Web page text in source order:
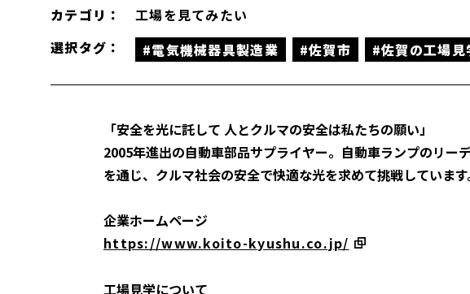
カテゴリ：
工場を見てみたい
選択タグ：
#電気機械器具製造業 #佐賀市 #佐賀の工場見
「安全を光に託して 人とクルマの安全は私たちの願い」
2005年進出の自動車部品サプライヤー。自動車ランプのリー
を通じ、クルマ社会の安全で快適な光を求めて挑戦しています
企業ホームページ
https://www.koito-kyushu.co.jp/
工場見学について